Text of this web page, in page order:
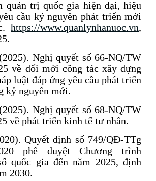
quản trị quốc gia hiện đại, hiệu
cầu kỷ nguyên phát triển mới
https://www.quanlynhanuoc.vn,
Nghị quyết số 66-NQ/TW
về đổi mới công tác xây dựng
luật đáp ứng yêu cầu phát triển
kỷ nguyên mới.
Nghị quyết số 68-NQ/TW
về phát triển kinh tế tư nhân.
Quyết định số 749/QĐ-TTg
phê duyệt Chương trình
quốc gia đến năm 2025, định
2030.